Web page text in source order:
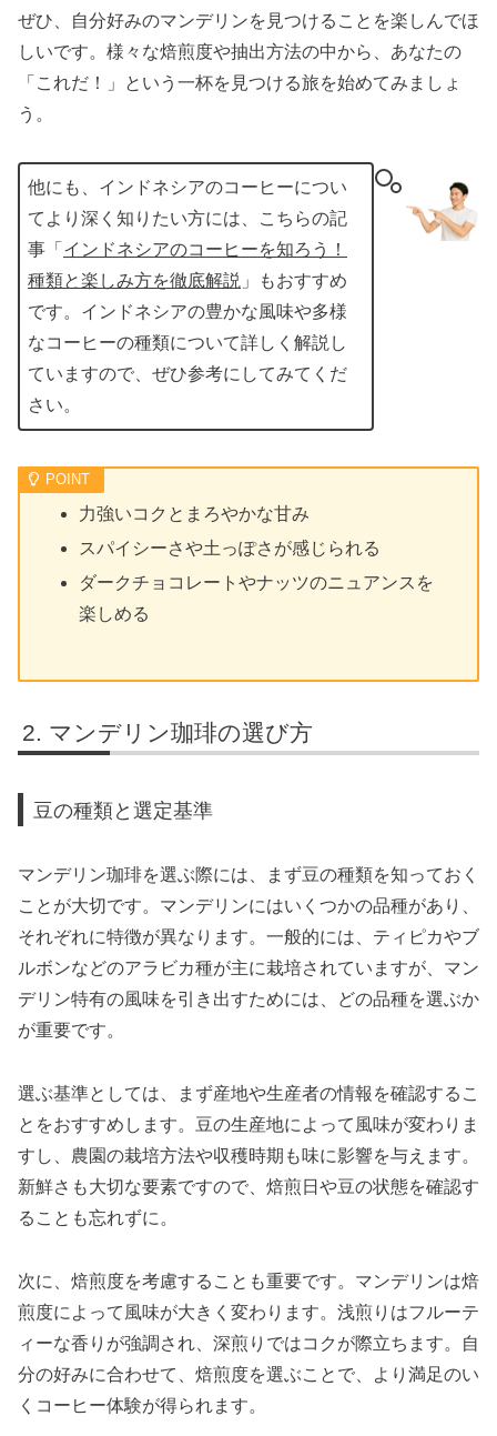
ぜひ、自分好みのマンデリンを見つけることを楽しんでほ
しいです。様々な焙煎度や抽出方法の中から、あなたの
「これだ！」という一杯を見つける旅を始めてみましょ
う。
他にも、インドネシアのコーヒーについ
てより深く知りたい方には、こちらの記
事「 インドネシアのコーヒーを知ろう！
種類と楽しみ方を徹底解説 」もおすすめ
です。インドネシアの豊かな風味や多様
なコーヒーの種類について詳しく解説し
ていますので、ぜひ参考にしてみてくだ
さい。
力強いコクとまろやかな甘み
スパイシーさや土っぽさが感じられる
ダークチョコレートやナッツのニュアンスを
楽しめる
マンデリン珈琲の選び方
豆の種類と選定基準
マンデリン珈琲を選ぶ際には、まず豆の種類を知っておく
ことが大切です。マンデリンにはいくつかの品種があり、
それぞれに特徴が異なります。一般的には、ティピカやブ
ルボンなどのアラビカ種が主に栽培されていますが、マン
デリン特有の風味を引き出すためには、どの品種を選ぶか
が重要です。
選ぶ基準としては、まず産地や生産者の情報を確認するこ
とをおすすめします。豆の生産地によって風味が変わりま
すし、農園の栽培方法や収穫時期も味に影響を与えます。
新鮮さも大切な要素ですので、焙煎日や豆の状態を確認す
ることも忘れずに。
次に、焙煎度を考慮することも重要です。マンデリンは焙
煎度によって風味が大きく変わります。浅煎りはフルーテ
ィーな香りが強調され、深煎りではコクが際立ちます。自
分の好みに合わせて、焙煎度を選ぶことで、より満足のい
くコーヒー体験が得られます。